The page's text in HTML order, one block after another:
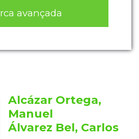
avançada
Alcázar Ortega,
Manuel
Álvarez Bel, Carlos